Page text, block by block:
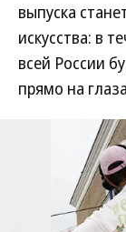
выпуска
искусства: в
всей России
прямо на